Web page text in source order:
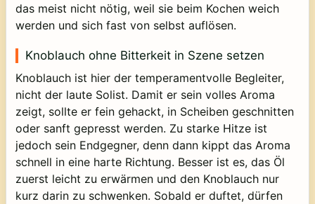
das meist nicht nötig, weil sie beim Kochen weich
werden und sich fast von selbst auflösen.
Knoblauch ohne Bitterkeit in Szene setzen
Knoblauch ist hier der temperamentvolle Begleiter,
nicht der laute Solist. Damit er sein volles Aroma
zeigt, sollte er fein gehackt, in Scheiben geschnitten
oder sanft gepresst werden. Zu starke Hitze ist
jedoch sein Endgegner, denn dann kippt das Aroma
schnell in eine harte Richtung. Besser ist es, das Öl
zuerst leicht zu erwärmen und den Knoblauch nur
kurz darin zu schwenken. Sobald er duftet, dürfen